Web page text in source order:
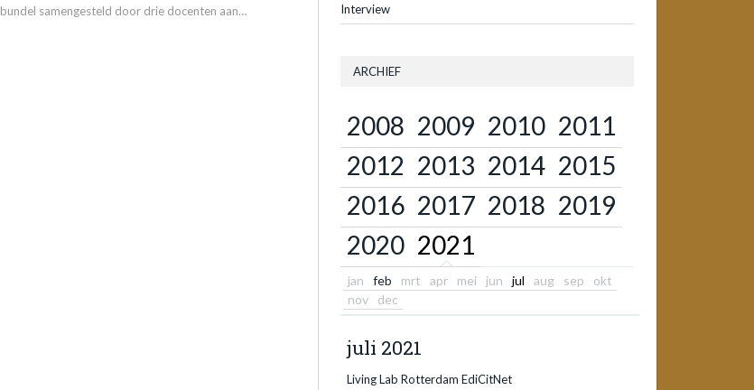
bundel samengesteld door drie docenten aan…
Interview
ARCHIEF
2008 2009 2010 2011
2012 2013 2014 2015
2016 2017 2018 2019
2020 2021
jan feb mrt apr mei jun jul aug sep
okt
nov
dec
juli 2021
Living Lab Rotterdam EdiCitNet